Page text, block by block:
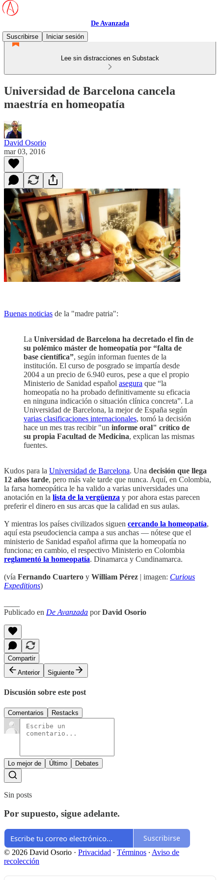
De Avanzada
Suscribirse
Iniciar sesión
Lee sin distracciones en Substack
Universidad de Barcelona cancela
maestría en homeopatía
David Osorio
mar 03, 2016
Buenas noticias de la "madre patria":
La Universidad de Barcelona ha decretado el fin de
su polémico máster de homeopatía por “falta de
base científica”, según informan fuentes de la
institución. El curso de posgrado se impartía desde
2004 a un precio de 6.940 euros, pese a que el propio
Ministerio de Sanidad español asegura que “la
homeopatía no ha probado definitivamente su eficacia
en ninguna indicación o situación clínica concreta”. La
Universidad de Barcelona, la mejor de España según
varias clasificaciones internacionales, tomó la decisión
hace un mes tras recibir "un informe oral" crítico de
su propia Facultad de Medicina, explican las mismas
fuentes.
Kudos para la Universidad de Barcelona. Una decisión que llega
12 años tarde, pero más vale tarde que nunca. Aquí, en Colombia,
la farsa homeopática le ha valido a varias universidades una
anotación en la lista de la vergüenza y por ahora estas parecen
preferir el dinero en sus arcas que la calidad en sus aulas.
Y mientras los países civilizados siguen cercando la homeopatía,
aquí esta pseudociencia campa a sus anchas — nótese que el
ministerio de Sanidad español afirma que la homeopatía no
funciona; en cambio, el respectivo Ministerio en Colombia
reglamentó la homeopatía. Dinamarca y Cundinamarca.
(vía Fernando Cuartero y William Pérez | imagen: Curious
Expeditions)
Publicado en De Avanzada porDavid Osorio
Compartir
Anterior
Siguiente
Discusión sobre este post
Comentarios Restacks
Lo mejor de Último Debates
Sin posts
Por supuesto, sigue adelante.
Suscribirse
© 2026 David Osorio · Privacidad ∙ Términos ∙ Aviso de
recolección